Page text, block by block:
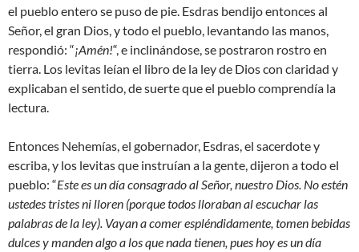
el pueblo entero se puso de pie. Esdras bendijo entonces al
Señor, el gran Dios, y todo el pueblo, levantando las manos,
respondió: “¡Amén!“, e inclinándose, se postraron rostro en
tierra. Los levitas leían el libro de la ley de Dios con claridad y
explicaban el sentido, de suerte que el pueblo comprendía la
lectura.
Entonces Nehemías, el gobernador, Esdras, el sacerdote y
escriba, y los levitas que instruían a la gente, dijeron a todo el
pueblo: “Este es un día consagrado al Señor, nuestro Dios. No estén
ustedes tristes ni lloren (porque todos lloraban al escuchar las
palabras de la ley). Vayan a comer espléndidamente, tomen bebidas
dulces y manden algo a los que nada tienen, pues hoy es un día